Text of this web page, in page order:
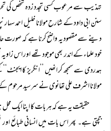
تہذیب سے مرعوب کسی تجدد زدہ شخص کی
سنن ابی داود کے شارح مولانا خلیل احمد
دینے سے مقصود یہ واضح کرنا ہے کہ صورت
خود علماء کے اندر بھی موجود تھے اور اس
ہمدردی سے سمجھ کر انھیں ’’انگریز کا
مولانا اشرف علی تھانوی نے سرسید مرحوم
حقیقت یہ ہے کہ ہر بات کا اپنا ایک
جچتی ہے۔ پھر اس بات میں انسانی طبائع